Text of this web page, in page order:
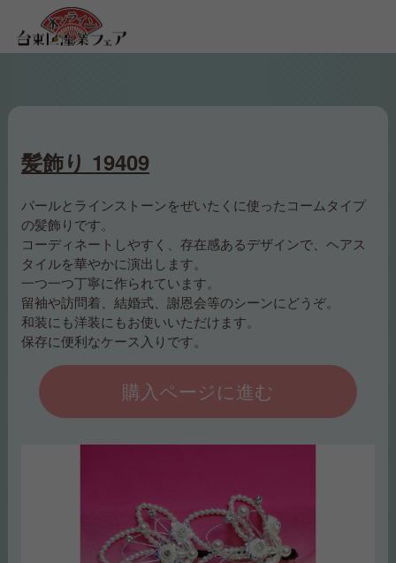
髪飾り 19409
パールとラインストーンをぜいたくに使ったコームタイプ
の髪飾りです。
コーディネートしやすく、存在感あるデザインで、ヘアス
タイルを華やかに演出します。
一つ一つ丁寧に作られています。
留袖や訪問着、結婚式、謝恩会等のシーンにどうぞ。
和装にも洋装にもお使いいただけます。
保存に便利なケース入りです。
購入ページに進む